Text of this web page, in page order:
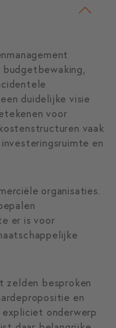
duidelijke visie
voor
vaak
en
organisaties.
er is voor
zelden besproken
en
expliciet onderwerp